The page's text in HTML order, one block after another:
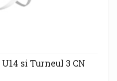
si Turneul 3 CN